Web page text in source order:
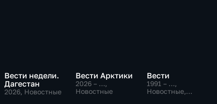
Вести недели.
Дагестан
2026, Новостные
Вести Арктики
2026 – …,
Новостные
Вести
1991 – …,
Новостные,